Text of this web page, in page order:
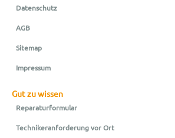
Datenschutz
AGB
Sitemap
Impressum
Gut zu wissen
Reparaturformular
Technikeranforderung vor Ort